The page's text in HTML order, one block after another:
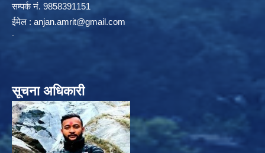
सम्पर्क न‌ं. 9858391151
ईमेल : anjan.amrit@gmail.com
सूचना अधिकारी